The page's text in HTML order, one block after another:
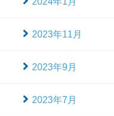
2023年11月
2023年9月
2023年7月